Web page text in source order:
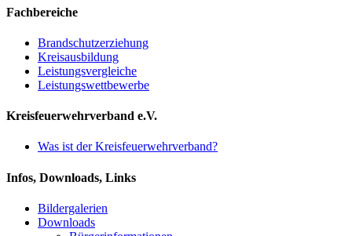
Fachbereiche
Brandschutzerziehung
Kreisausbildung
Leistungsvergleiche
Leistungswettbewerbe
Kreisfeuerwehrverband e.V.
Was ist der Kreisfeuerwehrverband?
Infos, Downloads, Links
Bildergalerien
Downloads